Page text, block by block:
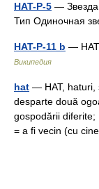
HAT-P-5 —
Тип Одиночная
HAT-P-11 b — HAT
Википедия
hat — HAT, haturi,
desparte două
gospodării
= a fi vecin (cu